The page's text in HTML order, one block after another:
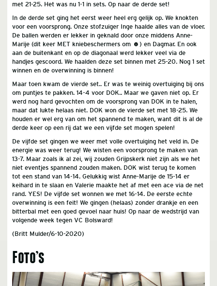
met 21-25. Het was nu 1-1 in sets. Op naar de derde set!
In de derde set ging het eerst weer heel erg gelijk op. We knokten
voor een voorsprong. Onze stofzuiger Inge haalde alles van de vloer.
De ballen werden er lekker in geknald door onze middens Anne-
Marije (dit keer MET kniebeschermers om ☻) en Dagmar. En ook
aan de buitenkant en op de diagonaal werd lekker veel via de
handjes gescoord. We haalden deze set binnen met 25-20. Nog 1 set
winnen en de overwinning is binnen!
Maar toen kwam de vierde set.. Er was te weinig overtuiging bij ons
om puntjes te pakken. 14-4 voor DOK.. Maar we gaven niet op. Er
werd nog hard gevochten om de voorsprong van DOK in te halen,
maar dat lukte helaas niet. DOK won de vierde set met 18-25. We
houden er wel erg van om het spannend te maken, want dit is al de
derde keer op een rij dat we een vijfde set mogen spelen!
De vijfde set gingen we weer met volle overtuiging het veld in. De
energie was weer terug! We wisten een voorsprong te maken van
13-7. Maar zoals ik al zei, wij zouden Grijpskerk niet zijn als we het
niet eventjes spannend zouden maken. DOK wist terug te komen
tot een stand van 14-14. Gelukkig wist Anne-Marije de 15-14 er
keihard in te slaan en Valerie maakte het af met een ace via de net
rand. YES! De vijfde set wonnen we met 16-14. De eerste echte
overwinning is een feit! We gingen (helaas) zonder drankje en een
bitterbal met een goed gevoel naar huis! Op naar de wedstrijd van
volgende week tegen VC Bolsward!
(Britt Mulder/6-10-2020)
Foto’s